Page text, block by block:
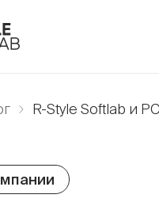
R-Style Softlab и